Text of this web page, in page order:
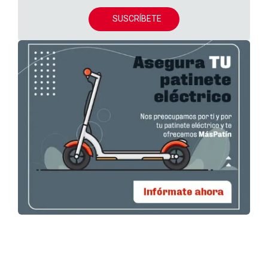
SUSCRÍBETE